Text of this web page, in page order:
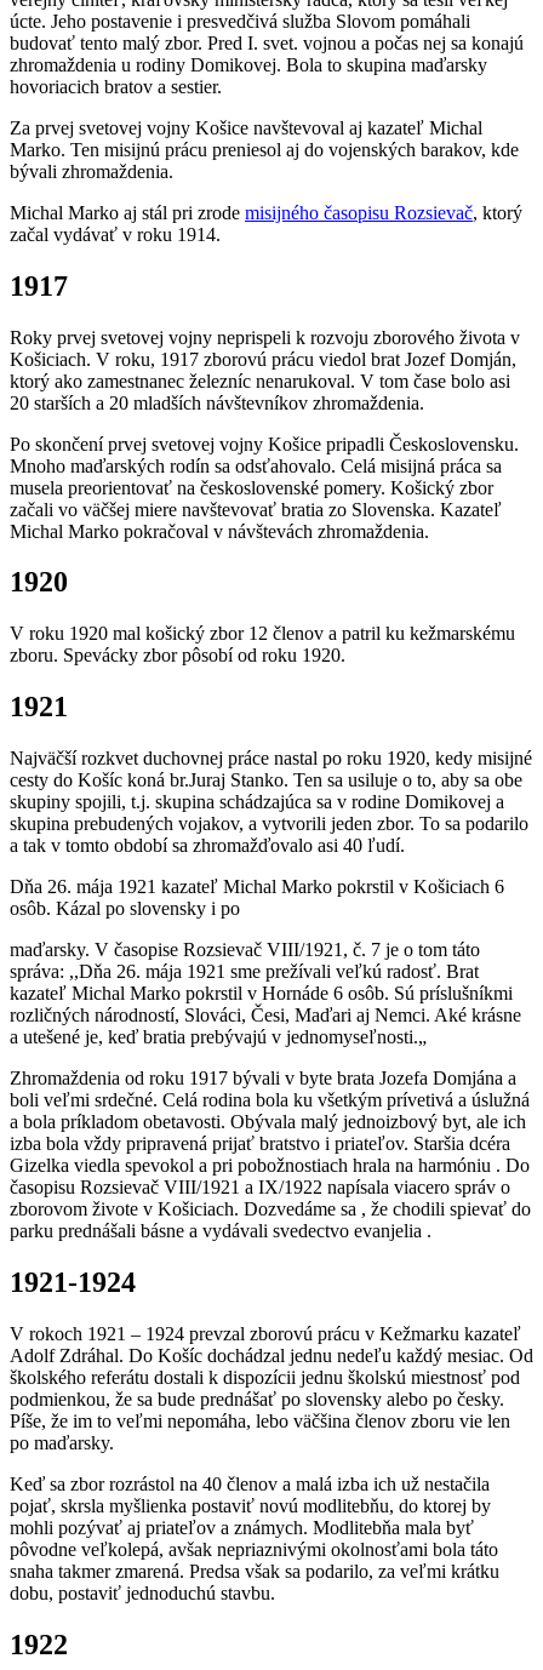
úcte. Jeho postavenie i presvedčivá služba Slovom pomáhali
budovať tento malý zbor. Pred I. svet. vojnou a počas nej sa konajú
zhromaždenia u rodiny Domikovej. Bola to skupina maďarsky
hovoriacich bratov a sestier.
Za prvej svetovej vojny Košice navštevoval aj kazateľ Michal
Marko. Ten misijnú prácu preniesol aj do vojenských barakov, kde
bývali zhromaždenia.
Michal Marko aj stál pri zrode misijného časopisu Rozsievač, ktorý
začal vydávať v roku 1914.
1917
Roky prvej svetovej vojny neprispeli k rozvoju zborového života v
Košiciach. V roku, 1917 zborovú prácu viedol brat Jozef Domján,
ktorý ako zamestnanec železníc nenarukoval. V tom čase bolo asi
20 starších a 20 mladších návštevníkov zhromaždenia.
Po skončení prvej svetovej vojny Košice pripadli Československu.
Mnoho maďarských rodín sa odsťahovalo. Celá misijná práca sa
musela preorientovať na československé pomery. Košický zbor
začali vo väčšej miere navštevovať bratia zo Slovenska. Kazateľ
Michal Marko pokračoval v návštevách zhromaždenia.
1920
V roku 1920 mal košický zbor 12 členov a patril ku kežmarskému
zboru. Spevácky zbor pôsobí od roku 1920.
1921
Najväčší rozkvet duchovnej práce nastal po roku 1920, kedy misijné
cesty do Košíc koná br.Juraj Stanko. Ten sa usiluje o to, aby sa obe
skupiny spojili, t.j. skupina schádzajúca sa v rodine Domikovej a
skupina prebudených vojakov, a vytvorili jeden zbor. To sa podarilo
a tak v tomto období sa zhromažďovalo asi 40 ľudí.
Dňa 26. mája 1921 kazateľ Michal Marko pokrstil v Košiciach 6
osôb. Kázal po slovensky i po
maďarsky. V časopise Rozsievač VIII/1921, č. 7 je o tom táto
správa: ,,Dňa 26. mája 1921 sme prežívali veľkú radosť. Brat
kazateľ Michal Marko pokrstil v Hornáde 6 osôb. Sú príslušníkmi
rozličných národností, Slováci, Česi, Maďari aj Nemci. Aké krásne
a utešené je, keď bratia prebývajú v jednomyseľnosti.„
Zhromaždenia od roku 1917 bývali v byte brata Jozefa Domjána a
boli veľmi srdečné. Celá rodina bola ku všetkým prívetivá a úslužná
a bola príkladom obetavosti. Obývala malý jednoizbový byt, ale ich
izba bola vždy pripravená prijať bratstvo i priateľov. Staršia dcéra
Gizelka viedla spevokol a pri pobožnostiach hrala na harmóniu . Do
časopisu Rozsievač VIII/1921 a IX/1922 napísala viacero správ o
zborovom živote v Košiciach. Dozvedáme sa , že chodili spievať do
parku prednášali básne a vydávali svedectvo evanjelia .
1921-1924
V rokoch 1921 – 1924 prevzal zborovú prácu v Kežmarku kazateľ
Adolf Zdráhal. Do Košíc dochádzal jednu nedeľu každý mesiac. Od
školského referátu dostali k dispozícii jednu školskú miestnosť pod
podmienkou, že sa bude prednášať po slovensky alebo po česky.
Píše, že im to veľmi nepomáha, lebo väčšina členov zboru vie len
po maďarsky.
Keď sa zbor rozrástol na 40 členov a malá izba ich už nestačila
pojať, skrsla myšlienka postaviť novú modlitebňu, do ktorej by
mohli pozývať aj priateľov a známych. Modlitebňa mala byť
pôvodne veľkolepá, avšak nepriaznivými okolnosťami bola táto
snaha takmer zmarená. Predsa však sa podarilo, za veľmi krátku
dobu, postaviť jednoduchú stavbu.
1922